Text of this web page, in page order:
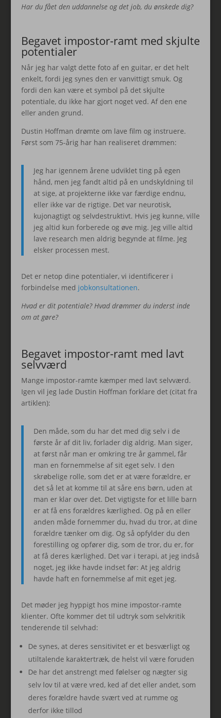
Har du fået den uddannelse og det job, du ønskede dig?
Begavet impostor-ramt med skjulte
potentialer
Når jeg har valgt dette foto af en guitar, er det helt
enkelt, fordi jeg synes den er vanvittigt smuk. Og
fordi den kan være et symbol på det skjulte
potentiale, du ikke har gjort noget ved. Af den ene
eller anden grund.
Dustin Hoffman drømte om lave film og instruere.
Først som 75-årig har han realiseret drømmen:
Jeg har igennem årene udviklet ting på egen
hånd, men jeg fandt altid på en undskyldning til
at sige, at projekterne ikke var færdige endnu,
eller ikke var de rigtige. Det var neurotisk,
kujonagtigt og selvdestruktivt. Hvis jeg kunne, ville
jeg altid kun forberede og øve mig. Jeg ville altid
lave research men aldrig begynde at filme. Jeg
elsker processen mest.
Det er netop dine potentialer, vi identificerer i
forbindelse med jobkonsultationen.
Hvad er dit potentiale? Hvad drømmer du inderst inde
om at gøre?
Begavet impostor-ramt med lavt
selvværd
Mange impostor-ramte kæmper med lavt selvværd.
Igen vil jeg lade Dustin Hoffman forklare det (citat fra
artiklen):
Den måde, som du har det med dig selv i de
første år af dit liv, forlader dig aldrig. Man siger,
at først når man er omkring tre år gammel, får
man en fornemmelse af sit eget selv. I den
skrøbelige rolle, som det er at være forældre, er
det så let at komme til at såre ens børn, uden at
man er klar over det. Det vigtigste for et lille barn
er at få ens forældres kærlighed. Og på en eller
anden måde fornemmer du, hvad du tror, at dine
forældre tænker om dig. Og så opfylder du den
forestilling og opfører dig, som de tror, du er, for
at få deres kærlighed. Det var i terapi, at jeg indså
noget, jeg ikke havde indset før: At jeg aldrig
havde haft en fornemmelse af mit eget jeg.
Det møder jeg hyppigt hos mine impostor-ramte
klienter. Ofte kommer det til udtryk som selvkritik
tenderende til selvhad:
De synes, at deres sensitivitet er et besværligt og
utiltalende karaktertræk, de helst vil være foruden
De har det anstrengt med følelser og nægter sig
selv lov til at være vred, ked af det eller andet, som
deres forældre havde svært ved at rumme og
derfor ikke tillod